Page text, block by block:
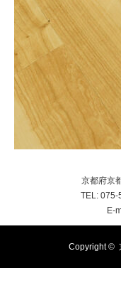
京都府京
TEL:
E-
Copyright ©